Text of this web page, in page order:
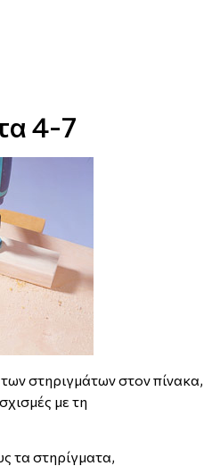
4-7
στηριγμάτων στον πίνακα,
με τη
τα στηρίγματα,